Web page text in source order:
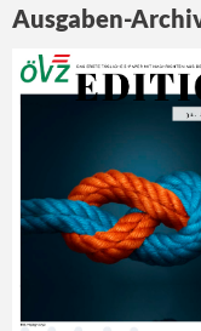
Ausgaben-